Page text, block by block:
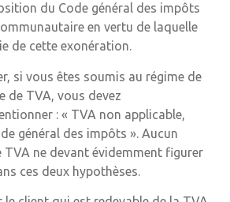
du Code général des impôts
en vertu de laquelle
de cette exonération.
si vous êtes soumis au régime de
de TVA, vous devez
: « TVA non applicable,
général des impôts ». Aucun
ne devant évidemment figurer
ces deux hypothèses.